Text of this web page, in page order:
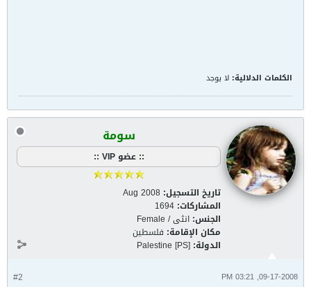
الكلمات الدلالية: لا يوجد
سومة
:: عضو VIP ::
تاريخ التسجيل: Aug 2008
المشاركات: 1694
الجنس: انثى / Female
مكان الإقامة: فلسطين
الدولة: Palestine [PS]
#2 09-17-2008, 03:21 PM